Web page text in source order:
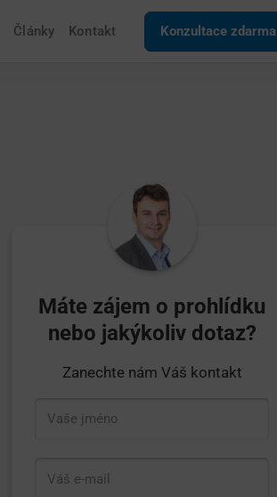
Články Kontakt Konzultace zdarma
Máte zájem o prohlídku
nebo jakýkoliv dotaz?
Zanechte nám Váš kontakt